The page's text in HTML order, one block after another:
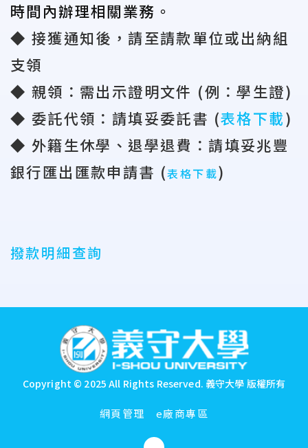
時間內辦理相關業務。
◆ 接獲通知後，請至請款單位或出納組
支領
◆ 親領：需出示證明文件 (例：學生證)
◆ 委託代領：請填妥委託書 (表格下載)
◆ 外籍生休學、退學退費：請填妥兆豐
銀行匯出匯款申請書 (表格下載)
撥款明細查詢
Copyright © 2025 All Rights Reserved. 義守大學 版權所有
網頁管理 e廠商專區